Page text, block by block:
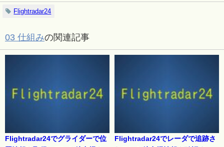
Flightradar24
03 仕組みの関連記事
Flightradar24でグライダーで位
Flightradar24でレーダで追跡さ